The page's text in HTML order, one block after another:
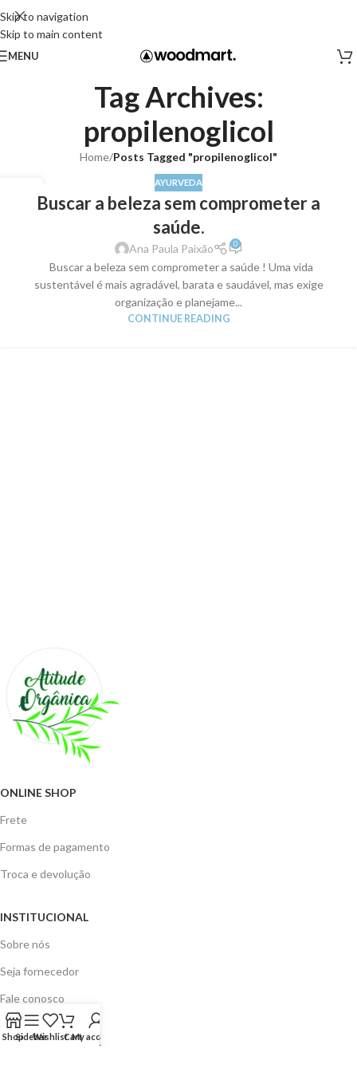
Skip to navigation
Skip to main content
MENU
Tag Archives:
propilenoglicol
Home/Posts Tagged "propilenoglicol"
AYURVEDA
Buscar a beleza sem comprometer a
saúde.
Ana Paula Paixão 0
Buscar a beleza sem comprometer a saúde ! Uma vida
sustentável é mais agradável, barata e saudável, mas exige
organização e planejame...
CONTINUE READING
ONLINE SHOP
Frete
Formas de pagamento
Troca e devolução
INSTITUCIONAL
Sobre nós
Seja fornecedor
Fale conosco
AJUDA E SUPORTE
ShopSidebarWishlistCartMy account